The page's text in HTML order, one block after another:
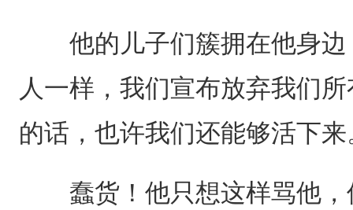
他的儿子们簇拥在他身边
人一样，我们宣布放弃我们
的话，也许我们还能够活下
蠢货！他只想这样骂他，